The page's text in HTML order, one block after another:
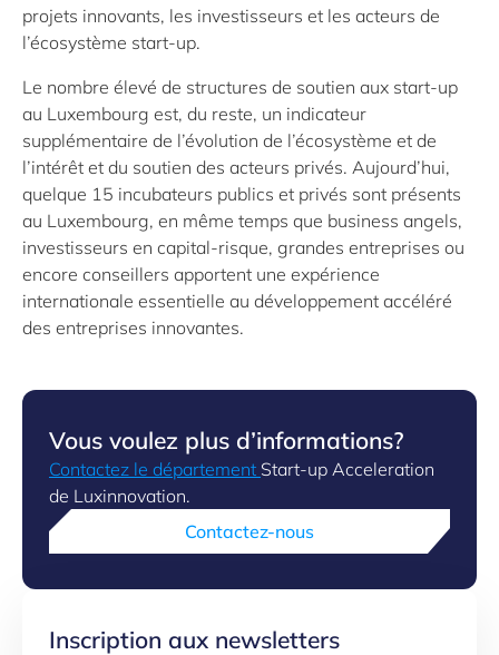
projets innovants, les investisseurs et les acteurs de
l’écosystème start-up.
Le nombre élevé de structures de soutien aux start-up
au Luxembourg est, du reste, un indicateur
supplémentaire de l’évolution de l’écosystème et de
l’intérêt et du soutien des acteurs privés. Aujourd’hui,
quelque 15 incubateurs publics et privés sont présents
au Luxembourg, en même temps que business angels,
investisseurs en capital-risque, grandes entreprises ou
encore conseillers apportent une expérience
internationale essentielle au développement accéléré
des entreprises innovantes.
Vous voulez plus d’informations?
Contactez le département Start-up Acceleration
de Luxinnovation.
Contactez-nous
Inscription aux newsletters